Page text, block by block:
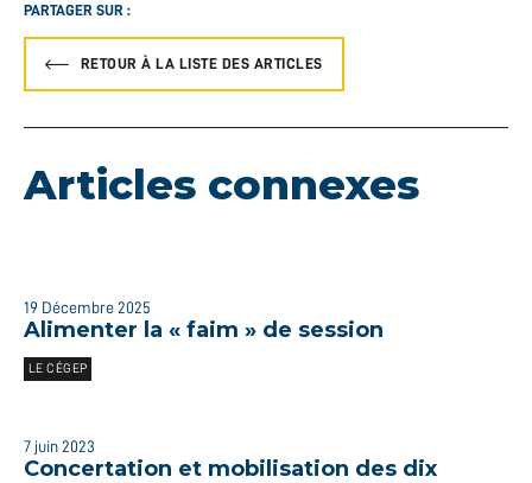
PARTAGER SUR :
RETOUR À LA LISTE DES ARTICLES
Articles connexes
19 Décembre 2025
Alimenter la « faim » de session
LE CÉGEP
7 juin 2023
Concertation et mobilisation des dix